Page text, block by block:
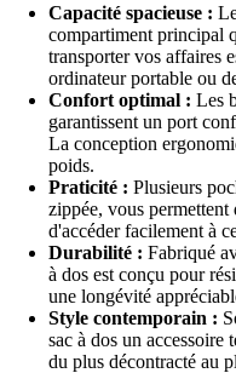
Capacité spacieuse :
compartiment principal
transporter vos affaires
ordinateur portable ou
Confort optimal : Les
garantissent un port
La conception
poids.
Praticité : Plusieurs
zippée, vous permettent
d'accéder facilement à
Durabilité : Fabriqué
à dos est conçu pour
une longévité
Style contemporain :
sac à dos un accessoire
du plus décontracté au